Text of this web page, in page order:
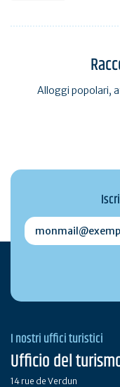
Alloggi popolari,
I nostri uffici turistici
Ufficio del
14 rue de Verdun